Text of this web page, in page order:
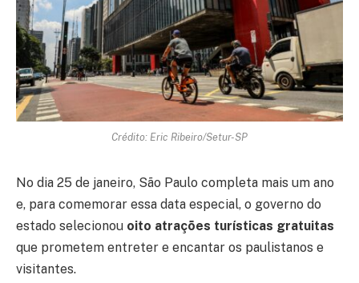
Crédito: Eric Ribeiro/Setur-SP
No dia 25 de janeiro, São Paulo completa mais um ano
e, para comemorar essa data especial, o governo do
estado selecionou oito atrações turísticas gratuitas
que prometem entreter e encantar os paulistanos e
visitantes.